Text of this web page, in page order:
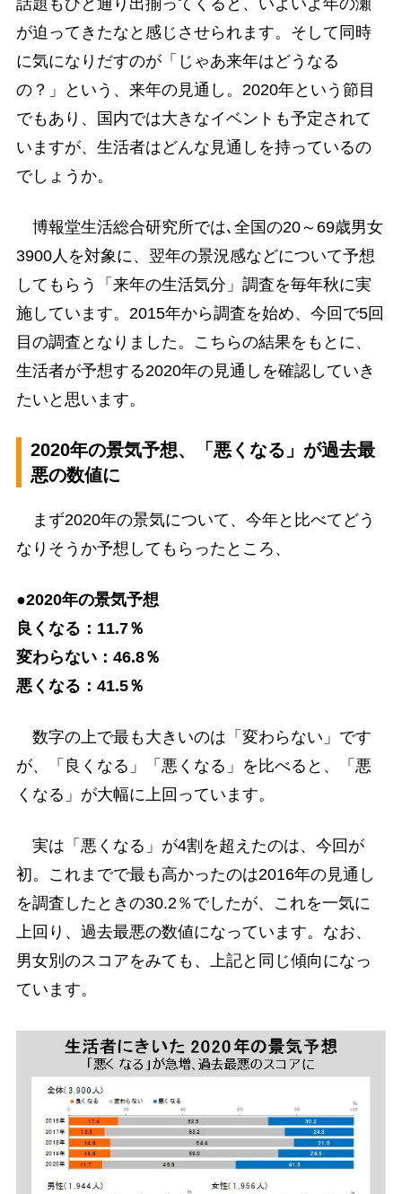
話題もひと通り出揃ってくると、いよいよ年の瀬
が迫ってきたなと感じさせられます。そして同時
に気になりだすのが「じゃあ来年はどうなる
の？」という、来年の見通し。2020年という節目
でもあり、国内では大きなイベントも予定されて
いますが、生活者はどんな見通しを持っているの
でしょうか。
博報堂生活総合研究所では､全国の20～69歳男女
3900人を対象に、翌年の景況感などについて予想
してもらう「来年の生活気分」調査を毎年秋に実
施しています。2015年から調査を始め、今回で5回
目の調査となりました。こちらの結果をもとに、
生活者が予想する2020年の見通しを確認していき
たいと思います。
2020年の景気予想、「悪くなる」が過去最
悪の数値に
まず2020年の景気について、今年と比べてどう
なりそうか予想してもらったところ、
●2020年の景気予想
良くなる：11.7％
変わらない：46.8％
悪くなる：41.5％
数字の上で最も大きいのは「変わらない」です
が、「良くなる」「悪くなる」を比べると、「悪
くなる」が大幅に上回っています。
実は「悪くなる」が4割を超えたのは、今回が
初。これまでで最も高かったのは2016年の見通し
を調査したときの30.2％でしたが、これを一気に
上回り、過去最悪の数値になっています。なお、
男女別のスコアをみても、上記と同じ傾向になっ
ています。